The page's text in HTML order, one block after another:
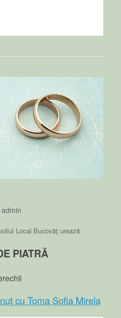
admin
Local Bucovăț urează
PIATRĂ
cu Toma Sofia Mirela